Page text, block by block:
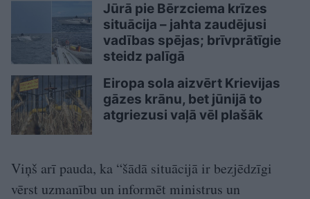
Jūrā pie Bērzciema krīzes
situācija – jahta zaudējusi
vadības spējas; brīvprātīgie
steidz palīgā
Eiropa sola aizvērt Krievijas
gāzes krānu, bet jūnijā to
atgriezusi vaļā vēl plašāk
Viņš arī pauda, ka “šādā situācijā ir bezjēdzīgi
vērst uzmanību un informēt ministrus un